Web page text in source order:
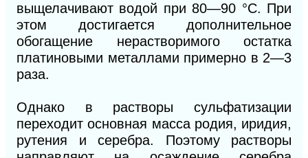
выщелачивают водой при 80—90 °С. При
этом достигается дополнительное
обогащение нерастворимого остатка
платиновыми металлами примерно в 2—3
раза.
Однако в растворы сульфатизации
переходит основная масса родия, иридия,
рутения и серебра. Поэтому растворы